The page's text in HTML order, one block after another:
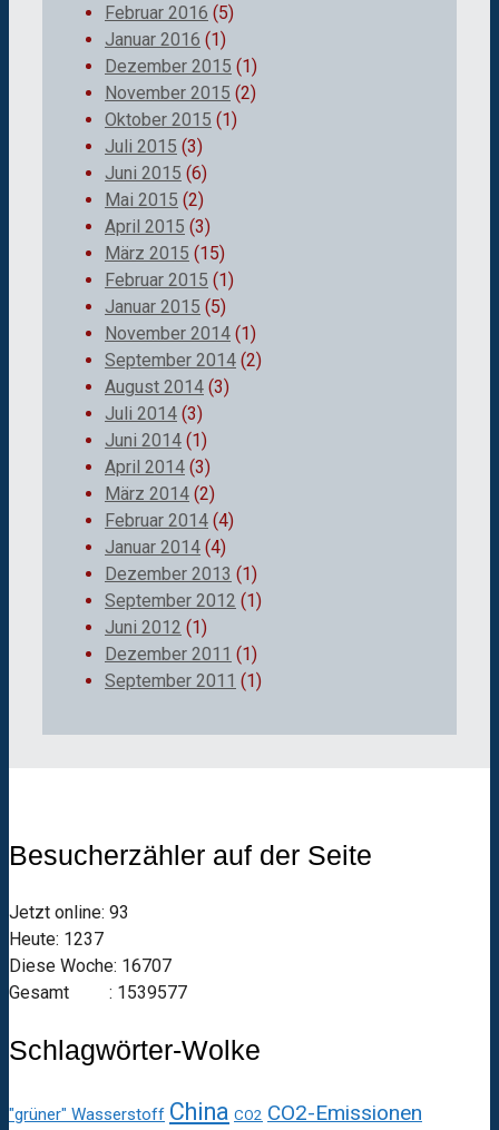
Februar 2016 (5)
Januar 2016 (1)
Dezember 2015 (1)
November 2015 (2)
Oktober 2015 (1)
Juli 2015 (3)
Juni 2015 (6)
Mai 2015 (2)
April 2015 (3)
März 2015 (15)
Februar 2015 (1)
Januar 2015 (5)
November 2014 (1)
September 2014 (2)
August 2014 (3)
Juli 2014 (3)
Juni 2014 (1)
April 2014 (3)
März 2014 (2)
Februar 2014 (4)
Januar 2014 (4)
Dezember 2013 (1)
September 2012 (1)
Juni 2012 (1)
Dezember 2011 (1)
September 2011 (1)
Besucherzähler auf der Seite
Jetzt online: 93
Heute: 1237
Diese Woche: 16707
Gesamt : 1539577
Schlagwörter-Wolke
"grüner" Wasserstoff China CO2 CO2-Emissionen